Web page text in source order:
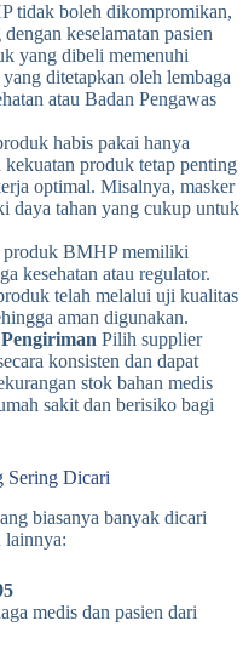
tidak boleh dikompromikan,
keselamatan pasien
yang dibeli memenuhi
ditetapkan oleh lembaga
atau Badan Pengawas
habis pakai hanya
produk tetap penting
optimal. Misalnya, masker
daya tahan yang cukup untuk
produk BMHP memiliki
kesehatan atau regulator.
telah melalui uji kualitas
aman digunakan.
Pilih supplier
konsisten dan dapat
stok bahan medis
sakit dan berisiko bagi
Sering Dicari
biasanya banyak dicari
lainnya:
medis dan pasien dari